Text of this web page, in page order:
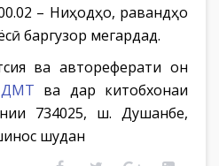
– Ниҳодҳо, равандҳо
баргузор мегардад.
ва автореферати он
ДМТ ва дар китобхонаи
734025, ш. Душанбе,
шудан